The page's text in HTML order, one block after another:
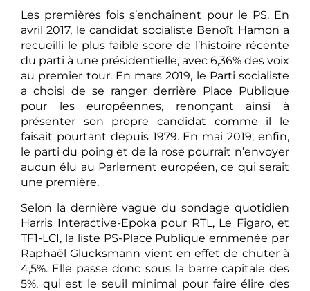
Les premières fois s’enchaînent pour le PS. En
avril 2017, le candidat socialiste Benoît Hamon a
recueilli le plus faible score de l’histoire récente
du parti à une présidentielle, avec 6,36% des voix
au premier tour. En mars 2019, le Parti socialiste
a choisi de se ranger derrière Place Publique
pour les européennes, renonçant ainsi à
présenter son propre candidat comme il le
faisait pourtant depuis 1979. En mai 2019, enfin,
le parti du poing et de la rose pourrait n’envoyer
aucun élu au Parlement européen, ce qui serait
une première.
Selon la dernière vague du sondage quotidien
Harris Interactive-Epoka pour RTL, Le Figaro, et
TF1-LCI, la liste PS-Place Publique emmenée par
Raphaël Glucksmann vient en effet de chuter à
4,5%. Elle passe donc sous la barre capitale des
5%, qui est le seuil minimal pour faire élire des